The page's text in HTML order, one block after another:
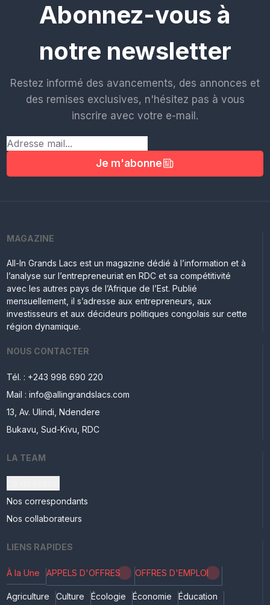
Abonnez-vous à
notre newsletter
Restez informé des avancements, des annonces et
des remises exclusives, n'hésitez pas à vous
inscrire avec votre e-mail.
Je m'abonne
MAGAZINE
All-In Grands Lacs est un magazine dédié à l’information et à
l’analyse sur l’entrepreneuriat en RDC et sa compétitivité
avec les autres pays de l’Afrique de l’Est. Publié
mensuellement, il s’adresse aux entrepreneurs, aux
investisseurs et aux décideurs politiques congolais sur cette
région dynamique.
NOUS CONTACTER
Tél. : +243 998 690 220
Mail : info@allingrandslacs.com
13, Av. Ulindi, Ndendere
Bukavu, Sud-Kivu, RDC
LA TEAM
Nos correspondants
Nos collaborateurs
LIENS RAPIDES
À la Une APPELS D'OFFRES OFFRES D'EMPLOI
Agriculture Culture Écologie Économie Éducation